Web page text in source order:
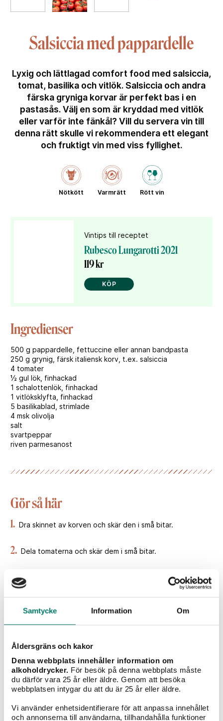
Samtycke Information Om
Åldersgräns och kakor
Denna webbplats innehåller information om
alkoholdrycker. För besök på denna webbplats måste
du därför vara 25 år eller äldre. Genom att besöka
webbplatsen intygar du att du är 25 år eller äldre.
Vi använder enhetsidentifierare för att anpassa innehållet
och annonserna till användarna, tillhandahålla funktioner
Salsiccia med pappardelle
Lyxig och lättlagad comfort food med salsiccia,
tomat, basilika och vitlök. Salsiccia och andra
färska gryniga korvar är perfekt bas i en
pastasås. Välj en som är kryddad med vitlök
eller varför inte fänkål? Vill du servera vin till
denna rätt skulle vi rekommendera ett elegant
och fruktigt vin med viss fyllighet.
Nötkött Varmrätt Rött vin
Vintips till receptet
Rubesco Lungarotti 2021
119 kr
KÖP
Ingredienser
500 g pappardelle, fettuccine eller annan bandpasta
250 g grynig, färsk italiensk korv, t.ex. salsiccia
4 tomater
½ gul lök, finhackad
1 schalottenlök, finhackad
1 vitlöksklyfta, finhackad
5 basilikablad, strimlade
4 msk olivolja
salt
svartpeppar
riven parmesanost
Gör så här
1. Dra skinnet av korven och skär den i små bitar.
2. Dela tomaterna och skär dem i små bitar.
3. Värm upp oljan i en gryta och bryn korven och all lök.
15 minuter. Smaka av med salt och svartpeppar.
5.
rinna av och häll över i grytan med korvblandningen. Rör om
noga.
6. Servera salsicciasåsen och pastan med den nyriven
parmesanost.
Recept och styling: Jonas Larsson
Foto: Anders Bergersen